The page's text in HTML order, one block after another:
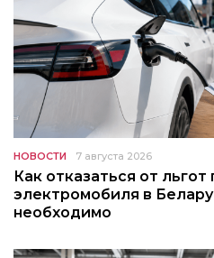
НОВОСТИ 7 августа 2026
Как отказаться от льгот
электромобиля в
необходимо